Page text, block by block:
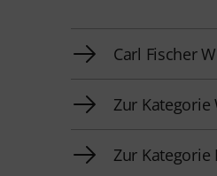
Carl Fischer
Zur
Zur